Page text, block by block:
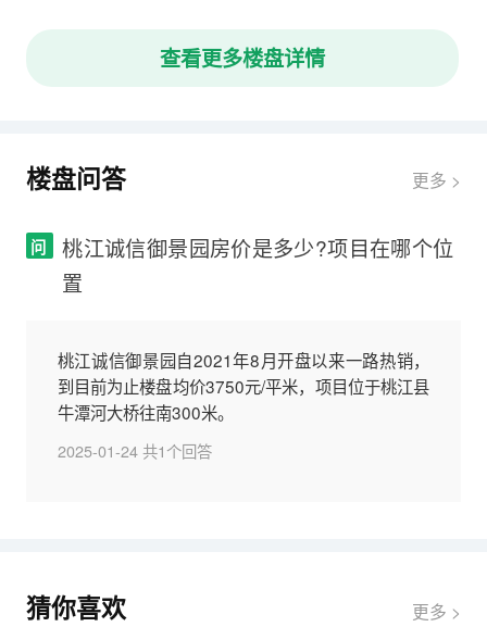
查看更多楼盘详情
楼盘问答 更多 >
问
桃江诚信御景园房价是多少?项目在哪个位
置
桃江诚信御景园自2021年8月开盘以来一路热销，
到目前为止楼盘均价3750元/平米，项目位于桃江县
牛潭河大桥往南300米。
2025-01-24 共1个回答
猜你喜欢 更多 >